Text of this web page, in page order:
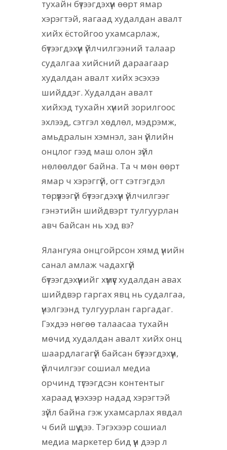
тухайн бүтээгдэхүүн өөрт ямар
хэрэгтэй, яагаад худалдан авалт
хийх ёстойгоо ухамсарлаж,
бүтээгдэхүүн үйлчилгээний талаар
судалгаа хийсний дараагаар
худалдан авалт хийх эсэхээ
шийддэг. Худалдан авалт
хийхэд тухайн хүний зорилгоос
эхлээд, сэтгэл хөдлөл, мэдрэмж,
амьдралын хэмнэл, зан үйлийн
онцлог гээд маш олон зүйл
нөлөөлдөг байна. Та ч мөн өөрт
ямар ч хэрэггүй, огт сэтгэгдэл
төрүүлээгүй бүтээгдэхүүн үйлчилгээг
гэнэтийн шийдвэрт тулгуурлан
авч байсан нь хэд вэ?
Ялангуяа онцгойрсон хямд үнийн
санал амлаж чадахгүй
бүтээгдэхүүнийг хүмүүс худалдан авах
шийдвэр гаргах явц нь судалгаа,
үнэлгээнд тулгуурлан гаргадаг.
Гэхдээ нөгөө талаасаа тухайн
мөчид худалдан авалт хийх онц
шаардлагагүй байсан бүтээгдэхүүн,
үйлчилгээг сошиал медиа
орчинд түгээгдсэн контентыг
хараад үнэхээр надад хэрэгтэй
зүйл байна гэж ухамсарлах явдал
ч бий шүү дээ. Тэгэхээр сошиал
медиа маркетер бид үүн дээр л